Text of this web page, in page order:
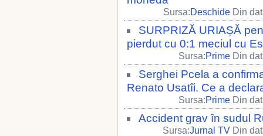
Sursa:Deschide Din
SURPRIZĂ URIAȘĂ
pierdut cu 0:1 meciul cu
Sursa:Prime Din
Serghei Pcela a
Renato Usatîi. Ce a
Sursa:Prime Din
Accident grav în sudul
Sursa:Jurnal TV Din